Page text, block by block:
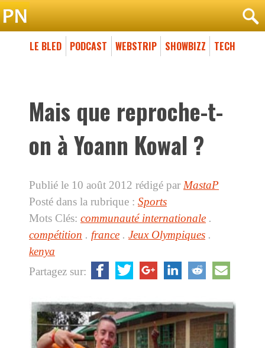
LE BLED PODCAST WEBSTRIP SHOWBIZZ TECH
Mais que reproche-t-
on à Yoann Kowal ?
Publié le 10 août 2012 rédigé par MastaP
Posté dans la rubrique : Sports
Mots Clés: communauté internationale .
compétition . france . Jeux Olympiques .
kenya
Partagez sur: